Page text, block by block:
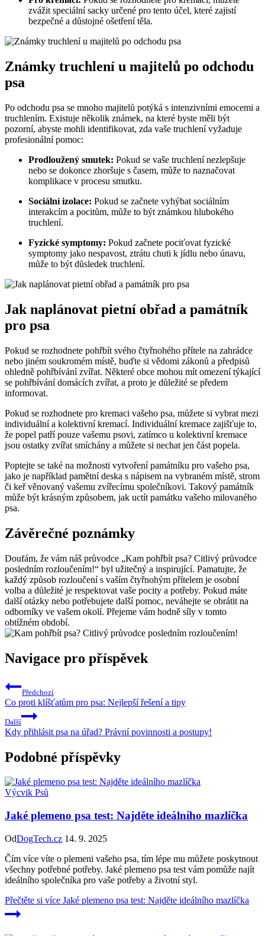
zvážit speciální sacky určené pro tento účel, které zajistí
bezpečné a důstojné ošetření těla.
Známky truchlení u majitelů po odchodu
psa
Po odchodu psa se mnoho majitelů potýká s intenzivními emocemi a
truchlením. Existuje několik známek, na které byste měli být
pozorní, abyste mohli identifikovat, zda vaše truchlení vyžaduje
profesionální pomoc:
Prodloužený smutek: Pokud se vaše truchlení nezlepšuje
nebo se dokonce zhoršuje s časem, může to naznačovat
komplikace v procesu smutku.
Sociální izolace: Pokud se začnete vyhýbat sociálním
interakcím a pocitům, může to být známkou hlubokého
truchlení.
Fyzické symptomy: Pokud začnete pociťovat fyzické
symptomy jako nespavost, ztrátu chuti k jídlu nebo únavu,
může to být důsledek truchlení.
Jak naplánovat pietní obřad a památník
pro psa
Pokud se rozhodnete pohřbít svého čtyřnohého přítele na zahrádce
nebo jiném soukromém místě, buďte si vědomi zákonů a předpisů
ohledně pohřbívání zvířat. Některé obce mohou mít omezení týkající
se pohřbívání domácích zvířat, a proto je důležité se předem
informovat.
Pokud se rozhodnete pro kremaci vašeho psa, můžete si vybrat mezi
individuální a kolektivní kremací. Individuální kremace zajišťuje to,
že popel patří pouze vašemu psovi, zatímco u kolektivní kremace
jsou ostatky zvířat smíchány a můžete si nechat jen část popela.
Poptejte se také na možnosti vytvoření památníku pro vašeho psa,
jako je například pamětní deska s nápisem na vybraném místě, strom
či keř věnovaný vašemu zvířecímu společníkovi. Takový památník
může být krásným způsobem, jak uctít památku vašeho milovaného
psa.
Závěrečné poznámky
Doufám, že vám náš průvodce „Kam pohřbít psa? Citlivý průvodce
posledním rozloučením!“ byl užitečný a inspirující. Pamatujte, že
každý způsob rozloučení s vaším čtyřnohým přítelem je osobní
volba a důležité je respektovat vaše pocity a potřeby. Pokud máte
další otázky nebo potřebujete další pomoc, neváhejte se obrátit na
odborníky ve vašem okolí. Přejeme vám hodně síly v tomto
obtížném období.
Navigace pro příspěvek
Předchozí
Co proti klíšťatům pro psa: Nejlepší řešení a tipy
Další
Kdy přihlásit psa na úřad? Právní povinnosti a postupy!
Podobné příspěvky
Výcvik Psů
Jaké plemeno psa test: Najděte ideálního mazlíčka
OdDogTech.cz 14. 9. 2025
Čím více víte o plemeni vašeho psa, tím lépe mu můžete poskytnout
všechny potřebné potřeby. Jaké plemeno psa test vám pomůže najít
ideálního společníka pro vaše potřeby a životní styl.
Přečtěte si více Jaké plemeno psa test: Najděte ideálního mazlíčka